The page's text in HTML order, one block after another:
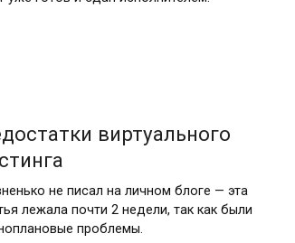
виртуального
не писал на личном блоге — эта
лежала почти 2 недели, так как были
проблемы.